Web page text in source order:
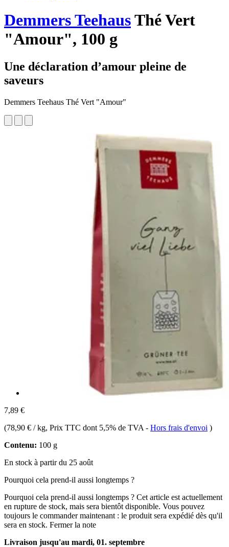
Demmers TeehausThé Vert
"Amour", 100 g
Une déclaration d’amour pleine de
saveurs
Demmers Teehaus Thé Vert "Amour"
7,89 €
(78,90 € / kg, Prix TTC dont 5,5% de TVA - Hors frais d'envoi )
Contenu: 100 g
En stock à partir du 25 août
Pourquoi cela prend-il aussi longtemps ?
Pourquoi cela prend-il aussi longtemps ? Cet article est actuellement
en rupture de stock, mais sera bientôt disponible. Vous pouvez
toujours le commander maintenant : le produit sera expédié dès qu'il
sera en stock. Fermer la note
Livraison jusqu'au mardi, 01. septembre